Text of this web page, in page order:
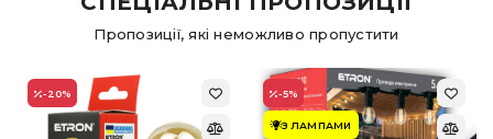
Пропозиції, які неможливо пропустити
-20% -5%
З ЛАМПАМИ